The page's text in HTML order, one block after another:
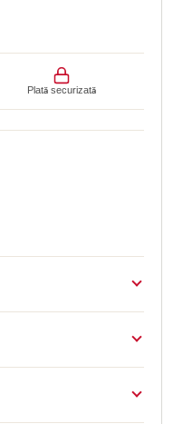
Plată securizată